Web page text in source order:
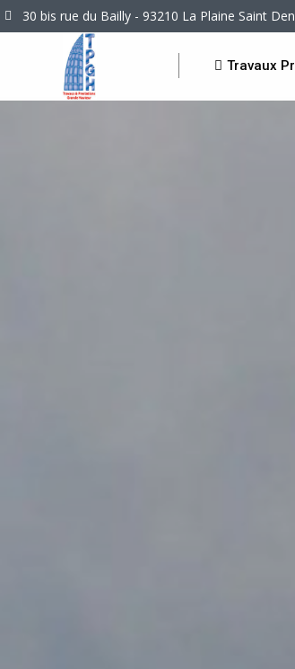
30 bis rue du Bailly - 93210 La Plaine Saint
Travaux